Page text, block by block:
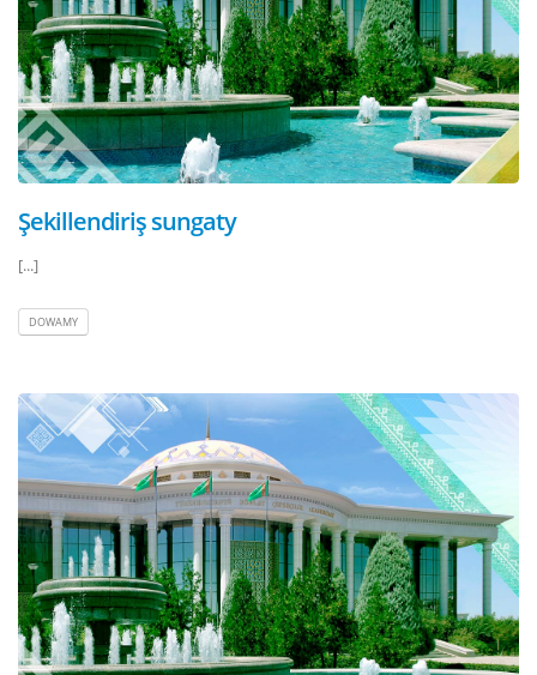
Şekillendiriş sungaty
[...]
DOWAMY